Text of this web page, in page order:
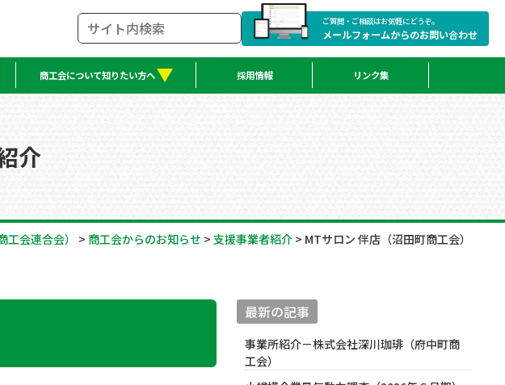
ご質問・ご相談はお気軽にどうぞ。
メールフォームからのお問い合わせ
商工会について知りたい方へ 採用情報 リンク集
介
工会連合会） > 商工会からのお知らせ > 支援事業者紹介 > MTサロン 伴店（沼田町商工会）
最新の記事
事業所紹介－株式会社深川珈琲（府中町商
工会）